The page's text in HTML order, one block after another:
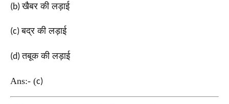
(b)खैबर की लड़ाई
(c)बद्र की लड़ाई
(d)तबूक की लड़ाई
Ans:- (c)